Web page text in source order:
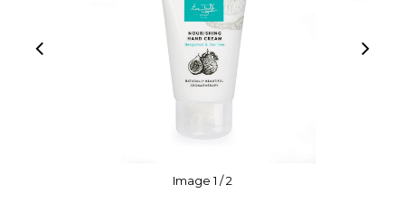
Image1 / 2